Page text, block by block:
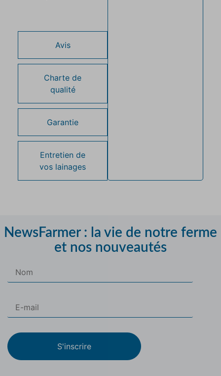
Avis
Charte de
qualité
Garantie
Entretien de
vos lainages
NewsFarmer : la vie de notre ferme
et nos nouveautés
S'inscrire